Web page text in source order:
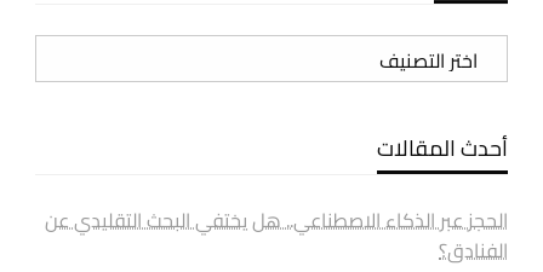
تصنيفات
أحدث المقالات
الحجز عبر الذكاء الاصطناعي.. هل يختفي البحث التقليدي عن
الفنادق؟